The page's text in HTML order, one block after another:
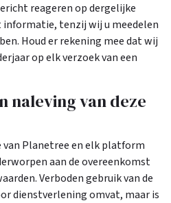
reageren op dergelijke
tenzij wij u meedelen
Houd er rekening mee dat wij
op elk verzoek van een
naleving van deze
van Planetree en elk platform
aan de overeenkomst
Verboden gebruik van de
dienstverlening omvat, maar is